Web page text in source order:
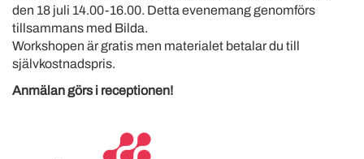
den 18 juli 14.00-16.00. Detta evenemang genomförs
tillsammans med Bilda.
Workshopen är gratis men materialet betalar du till
självkostnadspris.
Anmälan görs i receptionen!